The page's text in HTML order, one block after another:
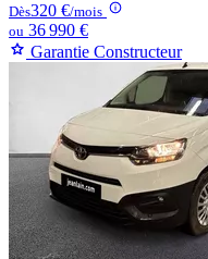
Dès320 €/mois
ou 36 990 €
Garantie Constructeur